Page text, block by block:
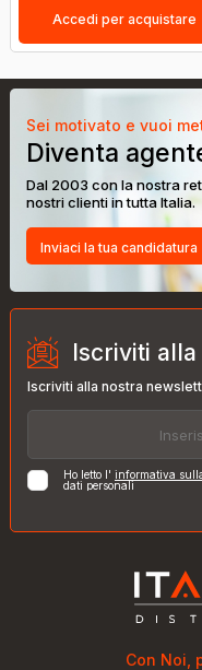
Accedi per acquistare
Sei motivato e vuoi
Diventa
Dal 2003 con la nostra
nostri clienti in tutta Italia.
Inviaci la tua candidatura
Iscriviti
Iscriviti alla nostra
Ho letto l' informativa
dati personali
Con Noi,